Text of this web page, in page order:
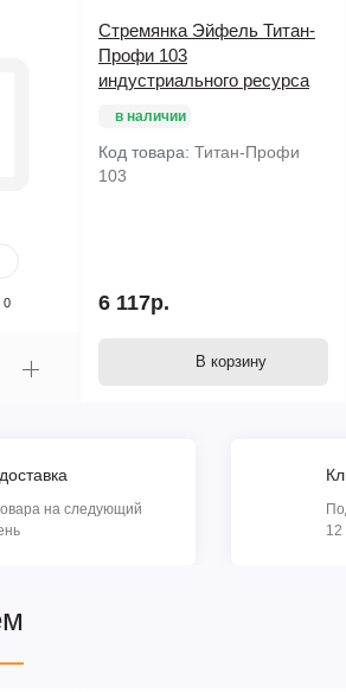
0
Стремянка Эйфель Титан-
Профи 103
индустриального ресурса
в наличии
Код товара: Титан-Профи
103
6 117р.
В корзину
на следующий
12